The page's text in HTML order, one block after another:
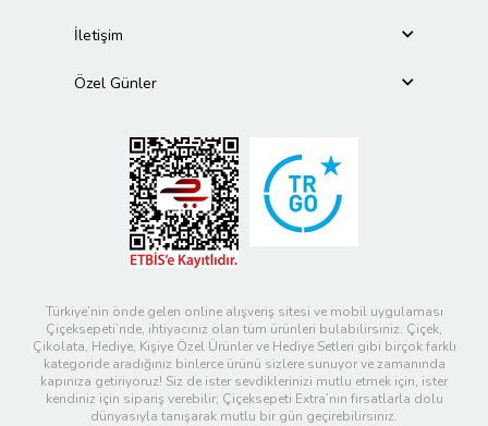
İletişim
Özel Günler
Türkiye’nin önde gelen online alışveriş sitesi ve mobil uygulaması
Çiçeksepeti’nde, ihtiyacınız olan tüm ürünleri bulabilirsiniz. Çiçek,
Çikolata, Hediye, Kişiye Özel Ürünler ve Hediye Setleri gibi birçok farklı
kategoride aradığınız binlerce ürünü sizlere sunuyor ve zamanında
kapınıza getiriyoruz! Siz de ister sevdiklerinizi mutlu etmek için, ister
kendiniz için sipariş verebilir; Çiçeksepeti Extra’nın fırsatlarla dolu
dünyasıyla tanışarak mutlu bir gün geçirebilirsiniz.